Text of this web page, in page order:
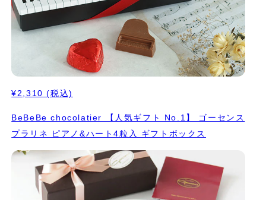
¥2,310 (税込)
BeBeBe chocolatier 【人気ギフト No.1】 ゴーセンス
プラリネ ピアノ&ハート4粒入 ギフトボックス